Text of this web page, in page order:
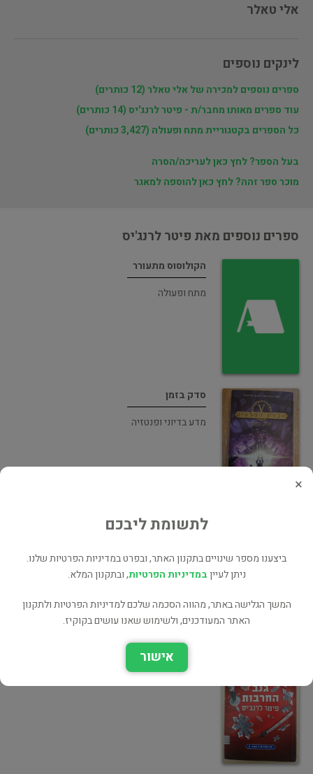
אלי טאלר
לינקים נוספים
ספרים נוספים למכירה של אלי טאלר (12 כותרים)
עוד ספרים מאותו מחבר/ת - פיטר לרנג'יס (14 כותרים)
כל הספרים בקטגוריית מתח ופעולה (3,427 כותרים)
בעל הספר? לחץ כאן לעריכה/הסרה
מוכר ספר זהה? לחץ כאן להוספה למאגר
ספרים נוספים מאת פיטר לרנג'יס
הקולוסוס מתעורר
מתח ופעולה
סדק בזמן
מדע בדיוני ופנטזיה
הקולוסוס מתעורר
גנב החרבות - 39 רמזים ספר 3
×
לתשומת ליבכם
ביצענו מספר שינויים בתקנון האתר, ובפרט במדיניות הפרטיות שלנו.
ניתן לעייןבמדיניות הפרטיות, ובתקנון המלא.
המשך הגלישה באתר, מהווה הסכמה שלכם למדיניות הפרטיות ולתקנון
האתר המעודכנים, ולשימוש שאנו עושים בקוקיז.
אישור